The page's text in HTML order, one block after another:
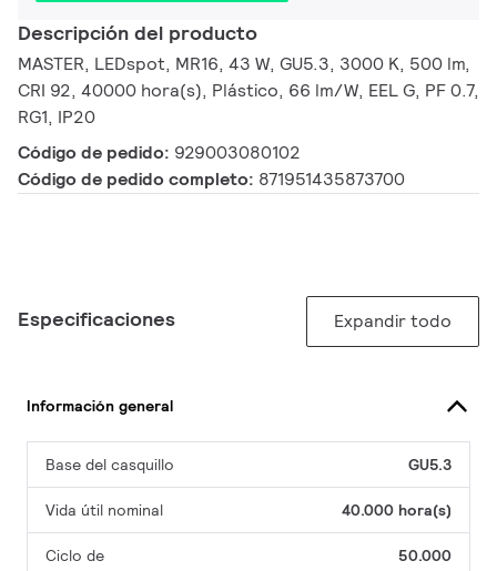
Descripción del producto
MASTER, LEDspot, MR16, 43 W, GU5.3, 3000 K, 500 lm,
CRI 92, 40000 hora(s), Plástico, 66 lm/W, EEL G, PF 0.7,
RG1, IP20
Código de pedido: 929003080102
Código de pedido completo: 871951435873700
Especificaciones Expandir todo
Información general
Base del casquillo GU5.3
Vida útil nominal 40.000 hora(s)
Ciclo de
50.000